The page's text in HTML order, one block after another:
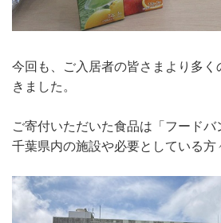
今回も、ご入居者の皆さまより多
きました。
ご寄付いただいた食品は「フードバ
千葉県内の施設や必要としている方